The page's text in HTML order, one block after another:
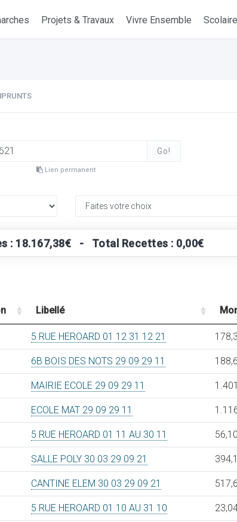
Projets & Travaux Vivre Ensemble Scolaire
Go!
Lien permanent
: 18.167,38€ - Total Recettes : 0,00€
Libellé
5 RUE HEROARD 01 12 31 12 21
6B BOIS DES NOTS 29 09 29 11
MAIRIE ECOLE 29 09 29 11
ECOLE MAT 29 09 29 11
5 RUE HEROARD 01 11 AU 30 11
SALLE POLY 30 03 29 09 21
CANTINE ELEM 30 03 29 09 21
5 RUE HEROARD 01 10 AU 31 10